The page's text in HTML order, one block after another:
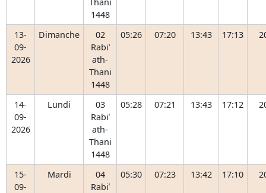
1448
13-
09-
2026
Dimanche
02
Rabiʿ
ath-
Thani
1448
05:26 07:20 13:43 17:13
14-
09-
2026
Lundi
03
Rabiʿ
ath-
Thani
1448
05:28 07:21 13:43 17:12
15-
09-
Mardi
04
Rabiʿ
05:30 07:23 13:42 17:10